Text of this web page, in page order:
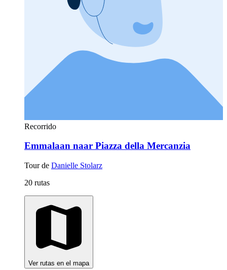
Recorrido
Emmalaan naar Piazza della Mercanzia
Tour de Danielle Stolarz
20 rutas
Ver rutas en el mapa